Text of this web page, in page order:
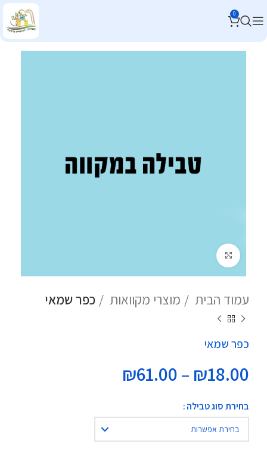
0
עמוד הבית מוצרי מקוואות כפר שמאי
כפר שמאי
₪18.00
–
₪61.00
עד
בחירת סוג טבילה
Alternative: